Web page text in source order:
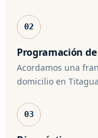
02
Programación
Acordamos una
domicilio en
03